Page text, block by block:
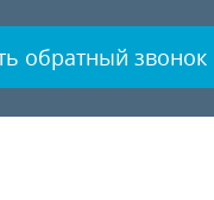
обратный звонок